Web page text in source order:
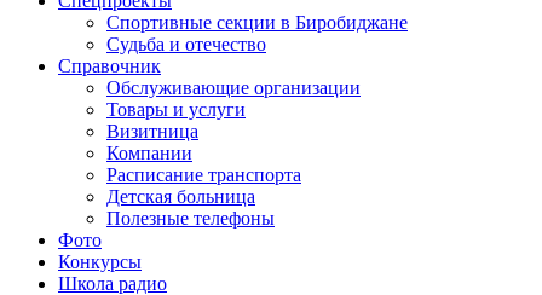
Спортивные секции в Биробиджане
Судьба и отечество
Справочник
Обслуживающие организации
Товары и услуги
Визитница
Компании
Расписание транспорта
Детская больница
Полезные телефоны
Фото
Конкурсы
Школа радио